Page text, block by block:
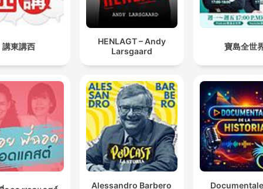
講東講西
HENLAGT – Andy
Larsgaard
寶島全世
Alessandro Barbero